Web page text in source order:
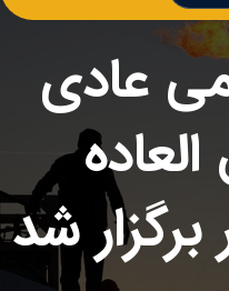
عادی
شد